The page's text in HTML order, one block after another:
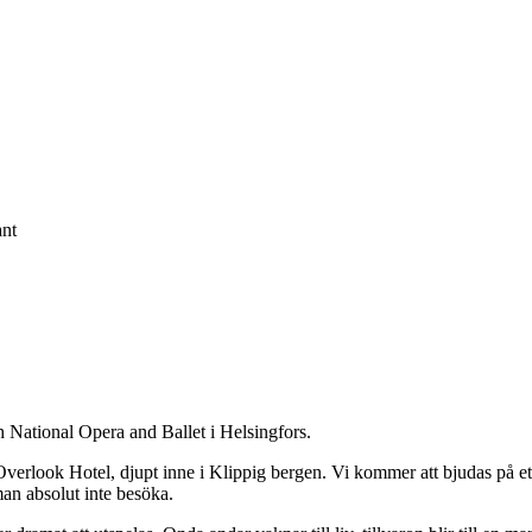
National Opera and Ballet i Helsingfors.
Hotel, djupt inne i Klippig bergen. Vi kommer att bjudas på
absolut inte besöka.